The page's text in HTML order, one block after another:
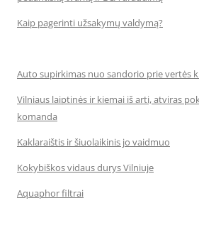
Kaip pagerinti užsakymų valdymą?
Auto supirkimas nuo sandorio prie vertės
Vilniaus laiptinės ir kiemai iš arti, atviras
komanda
Kaklaraištis ir šiuolaikinis jo vaidmuo
Kokybiškos vidaus durys Vilniuje
Aquaphor filtrai